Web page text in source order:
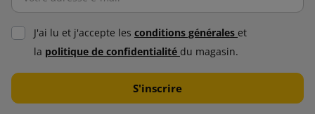
J'ai lu et j'accepte les conditions générales et
la politique de confidentialité du magasin.